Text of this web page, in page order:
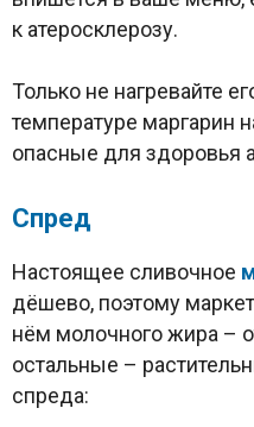
к атеросклерозу.
Только не нагревайте
температуре маргарин
опасные для здоровья
Спред
Настоящее сливочное
дёшево, поэтому
нём молочного жира –
остальные –
спреда: